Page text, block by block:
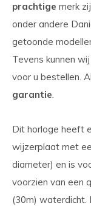
prachtige merk
onder andere
getoonde
Tevens kunnen
voor u bestellen.
garantie.
Dit horloge heeft
wijzerplaat met
diameter) en is
voorzien van een
(30m) waterdicht.